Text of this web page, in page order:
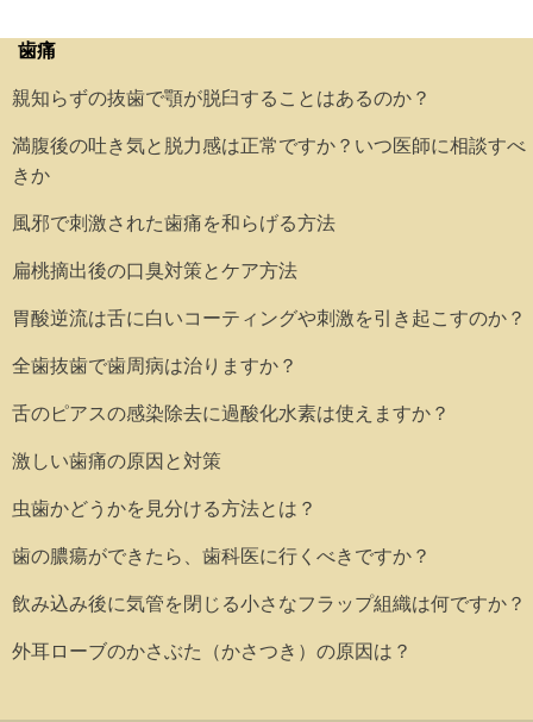
歯痛
親知らずの抜歯で顎が脱臼することはあるのか？
満腹後の吐き気と脱力感は正常ですか？いつ医師に相談すべ
きか
風邪で刺激された歯痛を和らげる方法
扁桃摘出後の口臭対策とケア方法
胃酸逆流は舌に白いコーティングや刺激を引き起こすのか？
全歯抜歯で歯周病は治りますか？
舌のピアスの感染除去に過酸化水素は使えますか？
激しい歯痛の原因と対策
虫歯かどうかを見分ける方法とは？
歯の膿瘍ができたら、歯科医に行くべきですか？
飲み込み後に気管を閉じる小さなフラップ組織は何ですか？
外耳ローブのかさぶた（かさつき）の原因は？